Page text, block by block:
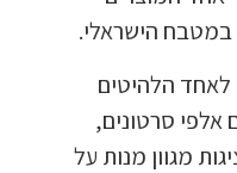
במטבח הישראלי.
לאחד הלהיטים
אלפי סרטונים,
מגוון מנות על